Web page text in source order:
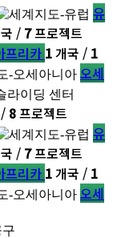
유
/ 7프로젝트
프리카 1개국 / 1
오세
8프로젝트
유
/ 7프로젝트
프리카 1개국 / 1
오세